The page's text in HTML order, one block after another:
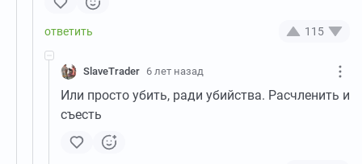
115
SlaveTrader 6 лет назад
Или просто убить, ради убийства. Расчленить и
съесть